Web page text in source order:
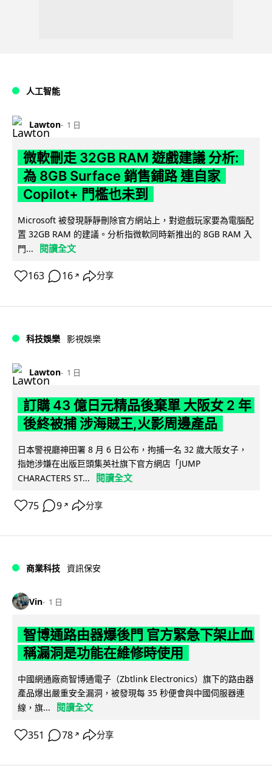
人工智能
Lawton 1 日
微軟刪走 32GB RAM 遊戲建議 分析:
為 8GB Surface 銷售鋪路 連自家
Copilot+ 門檻也未到
Microsoft 被發現靜靜刪除官方網站上，對遊戲玩家要為電腦配
置 32GB RAM 的建議。分析指微軟同時新推出的 8GB RAM 入
門...
閱讀全文
163 16 ↗ 分享
科技娛樂 影視娛樂
Lawton 1 日
訂購 43 億日元精品後棄單 大阪女 2 年
後終被捕 涉海賊王,火影周邊產品
日本警視廳神田署 8 月 6 日公布，拘捕一名 32 歲大阪女子，
指她涉嫌在出版巨頭集英社旗下官方網店「JUMP
CHARACTERS ST...
閱讀全文
75 9 ↗ 分享
商業科技 資訊保安
Vin 1 日
智博通路由器爆後門 官方緊急下架止血
稱漏洞是功能在維修時使用
中國網通廠商智博通電子（Zbtlink Electronics）旗下的路由器
產品爆出嚴重安全漏洞，被發現每 35 秒便會與中國伺服器連
線，旗...
閱讀全文
351 78 ↗ 分享